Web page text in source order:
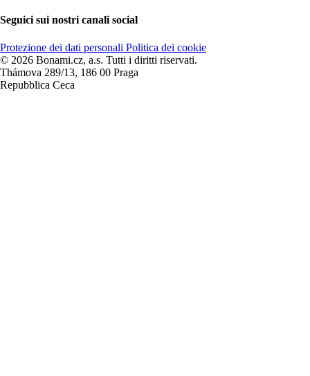
Seguici sui nostri canali social
Protezione dei dati personali Politica dei cookie
© 2026 Bonami.cz, a.s. Tutti i diritti riservati.
Thámova 289/13, 186 00 Praga
Repubblica Ceca